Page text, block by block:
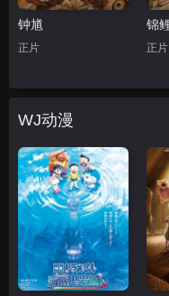
钟馗
正片 正片
WJ动漫